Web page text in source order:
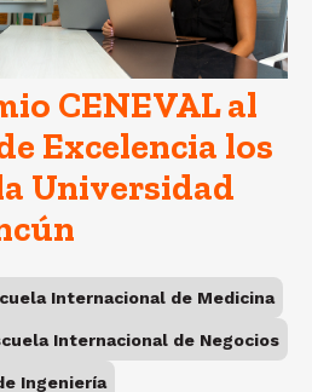
CENEVAL al
Excelencia los
Universidad
Internacional de Medicina
Internacional de Negocios
Ingeniería